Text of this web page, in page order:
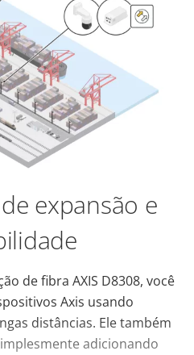
expansão e
de fibra AXIS D8308, você
Axis usando
distâncias. Ele também
adicionando